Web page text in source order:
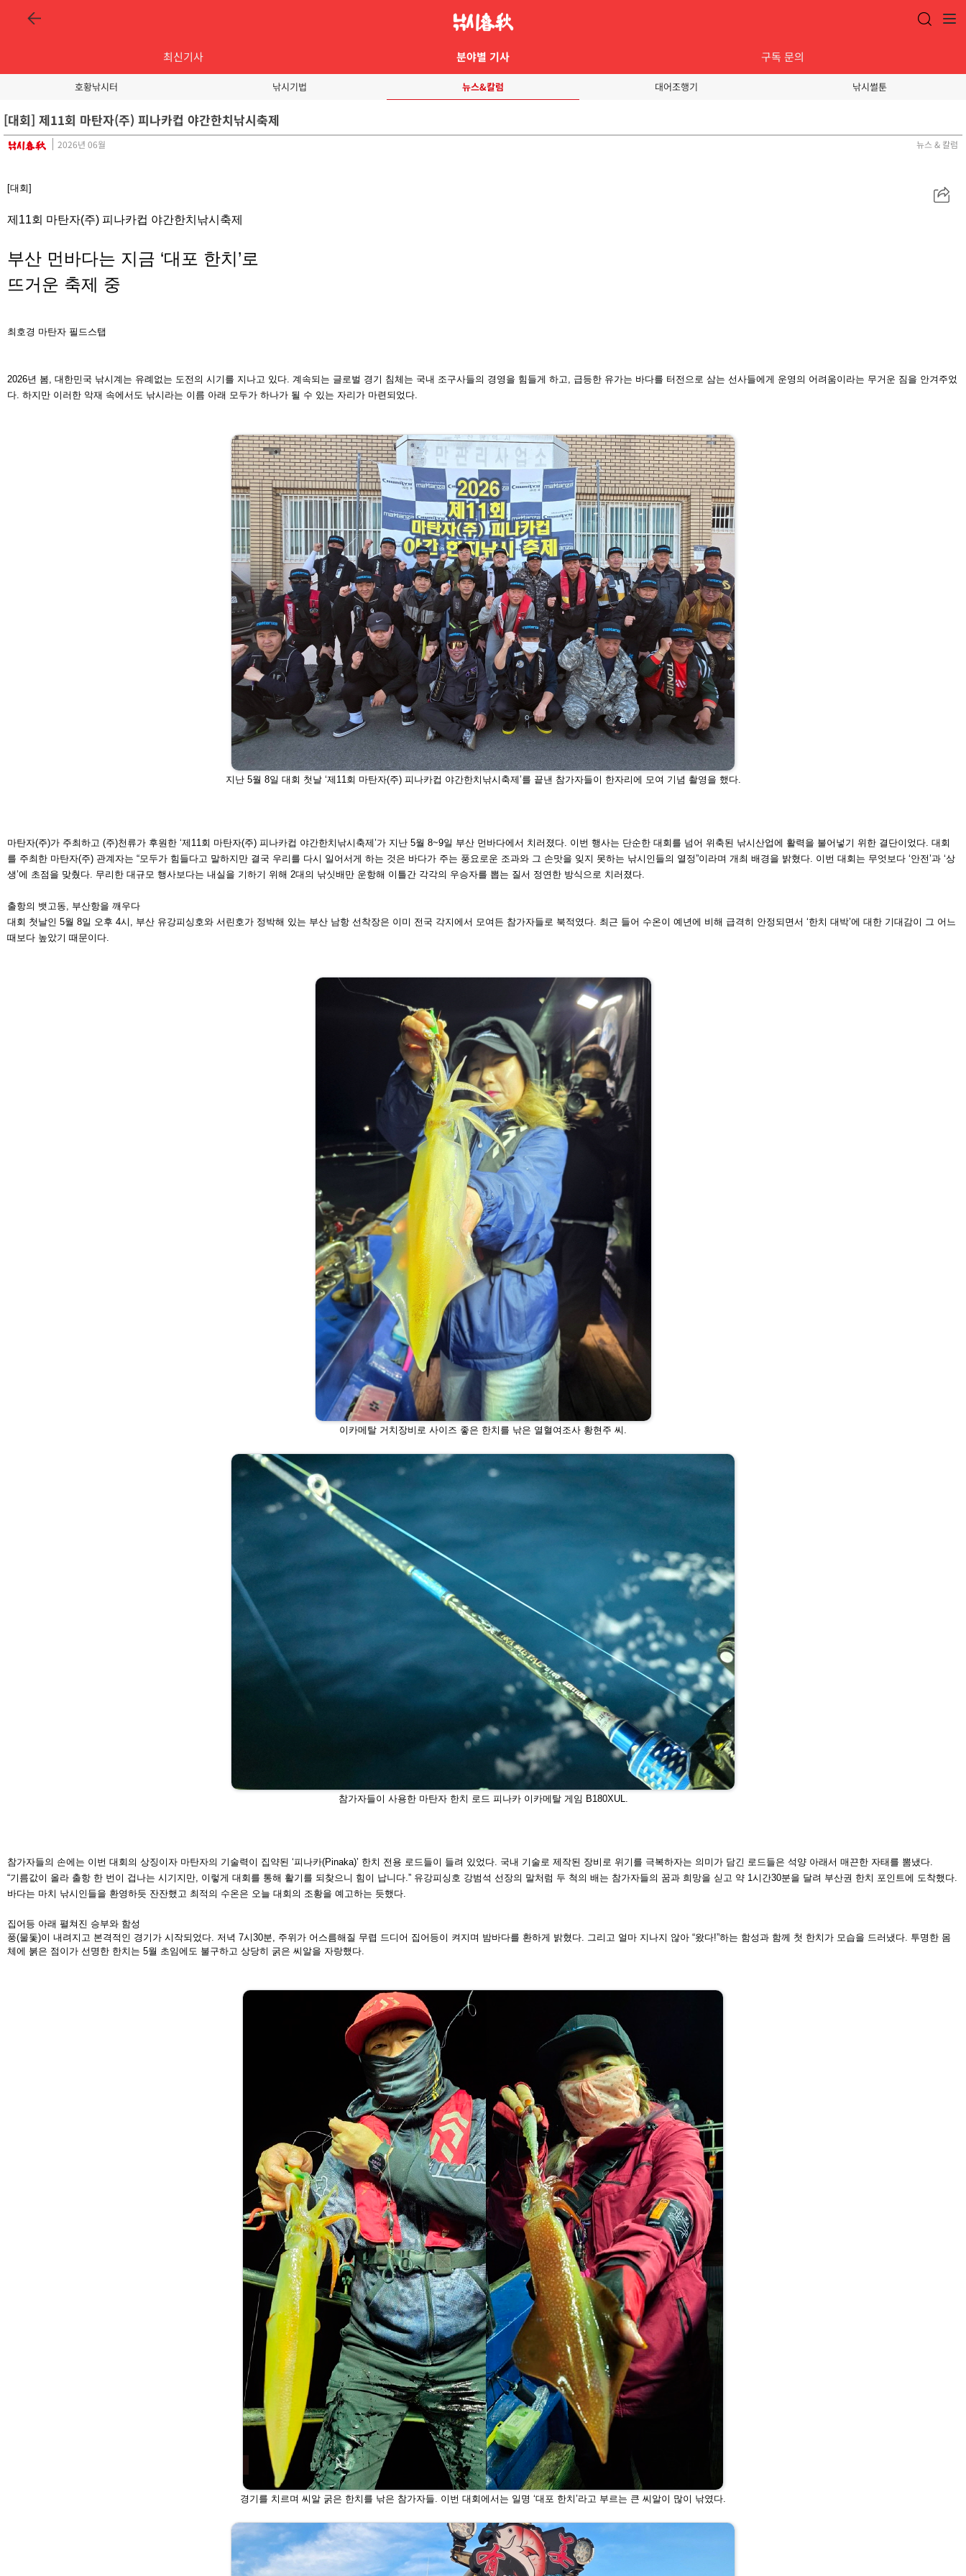
최신기사 분야별 기사 구독 문의
호황낚시터 낚시기법 뉴스&칼럼 대어조행기 낚시썰툰
[대회] 제11회 마탄자(주) 피나카컵 야간한치낚시축제
2026년 06월 뉴스 & 칼럼
공
유
[대회]
제11회 마탄자(주) 피나카컵 야간한치낚시축제
부산 먼바다는 지금 ‘대포 한치’로
뜨거운 축제 중
최호경 마탄자 필드스탭
2026년 봄, 대한민국 낚시계는 유례없는 도전의 시기를 지나고 있다. 계속되는 글로벌 경 기 침체는 국내 조구사들의 경영을 힘들게 하고, 급등한 유가는 바다를 터전으로 삼는 선사들에게 운영의 어려움이라는 무거운 짐을 안겨주었
다. 하지만 이러한 악재 속에서도 낚시 라는 이름 아래 모두가 하나가 될 수 있는 자리가 마련되었다.
지난 5월 8일 대회 첫날 ‘제11회 마탄자(주) 피나카컵 야간한치낚시축제’를 끝낸 참가자들이 한자리에 모여 기념 촬영을 했다.
마탄자(주)가 주최하고 (주)천류가 후원한 ‘제11회 마탄자(주) 피나카컵 야간한치낚시축제’가 지난 5월 8~9일 부산 먼바다에서 치러졌다. 이번 행사는 단순한 대회를 넘어 위 축된 낚시산업에 활력을 불어넣기 위한 결단이었다. 대회
를 주최한 마탄자(주) 관계자는 “모두가 힘들다고 말하지만 결국 우리를 다시 일어서게 하는 것은 바다가 주는 풍요로운 조과와 그 손맛을 잊지 못하는 낚시인들의 열정”이라며 개 최 배경을 밝혔다. 이번 대회는 무엇보다 ‘안전’과 ‘상
생’에 초점을 맞췄다. 무리한 대규모 행사보다는 내실을 기하기 위해 2대의 낚싯배만 운항해 이틀간 각각의 우승자를 뽑는 질서 정연한 방식으로 치러졌다.
출항의 뱃고동, 부산항을 깨우다
대회 첫날인 5월 8일 오후 4시, 부산 유강피싱호와 서린호가 정박해 있는 부산 남항 선착장은 이미 전국 각지에서 모 여든 참가자들로 북적였다. 최근 들어 수온이 예년에 비해 급격히 안정되면서 ‘한치 대박’에 대한 기대감이 그 어느
때 보다 높았기 때문이다.
이카메탈 거치장비로 사이즈 좋은 한치를 낚은 열혈여조사 황현주 씨.
참가자들이 사용한 마탄자 한치 로드 피나카 이카메탈 게임 B180XUL.
참가자들의 손에는 이번 대회의 상징이자 마탄자의 기술력 이 집약된 ‘피나카(Pinaka)’ 한치 전용 로드들이 들려 있었 다. 국내 기술로 제작된 장비로 위기를 극복하자는 의미가 담긴 로드들은 석양 아래서 매끈한 자태를 뽐냈다.
“기름값이 올라 출항 한 번이 겁나는 시기지만, 이렇게 대회 를 통해 활기를 되찾으니 힘이 납니다.” 유강피싱호 강범석 선장의 말처럼 두 척의 배는 참가자들의 꿈과 희망을 싣고 약 1시간30분을 달려 부산권 한치 포인트에 도착했다.
바다는 마치 낚시인들을 환영하듯 잔잔했고 최적의 수온은 오늘 대회의 조황을 예고하는 듯했다.
집어등 아래 펼쳐진 승부와 함성
풍(물돛)이 내려지고 본격적인 경기가 시작되었다. 저녁 7시30분, 주위가 어스름해질 무렵 드디어 집어등이 켜지며 밤바다를 환하게 밝혔다. 그리고 얼마 지나지 않아 “왔다!”하는 함성과 함께 첫 한치가 모습을 드러냈다. 투명한 몸
체에 붉은 점이가 선명한 한치는 5월 초임에도 불구하고 상당히 굵은 씨알을 자랑했다.
경기를 치르며 씨알 굵은 한치를 낚은 참가자들. 이번 대회에서는 일명 ‘대 포 한치’라고 부르는 큰 씨알이 많이 낚였다.